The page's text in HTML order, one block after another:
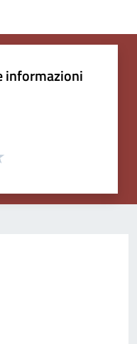
informazioni